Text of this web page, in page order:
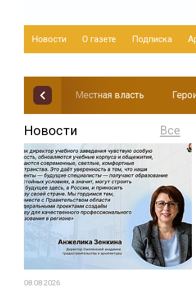
Новости О газете Подписка
Местная власть
Все
Новости
08.08.2026